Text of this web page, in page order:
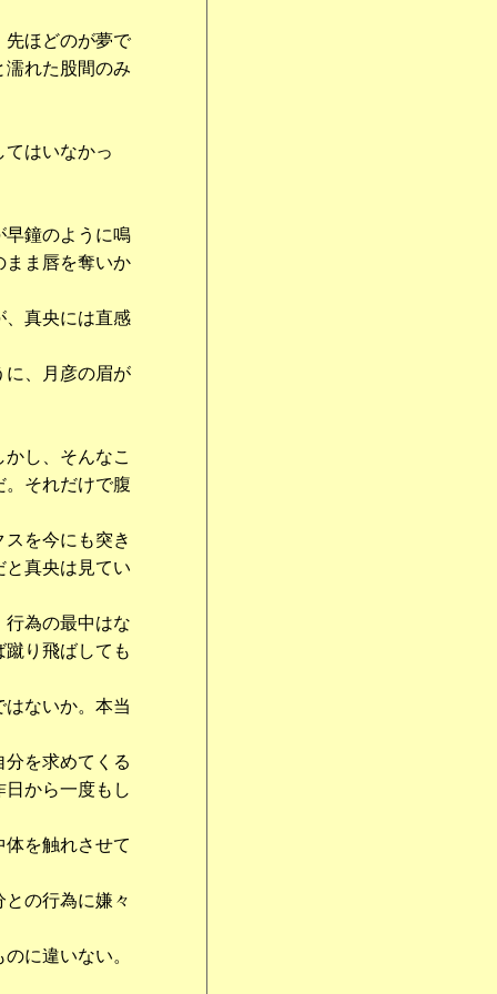
ほどのが夢で
れた股間のみ
はいなかっ
鐘のように鳴
まま唇を奪いか
真央には直感
、月彦の眉が
し、そんなこ
それだけで腹
を今にも突き
真央は見てい
為の最中はな
り飛ばしても
ないか。本当
を求めてくる
から一度もし
を触れさせて
の行為に嫌々
に違いない。